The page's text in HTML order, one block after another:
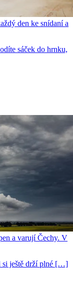
den ke snídaní a
sáček do hrnku,
a varují Čechy. V
si ještě drží plné […]